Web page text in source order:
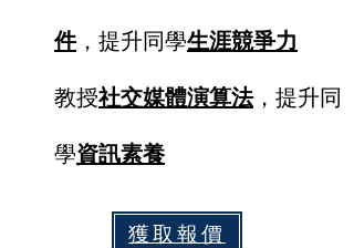
件，提升同學生涯競爭力
教授社交媒體演算法，提升同
學資訊素養
獲取報價